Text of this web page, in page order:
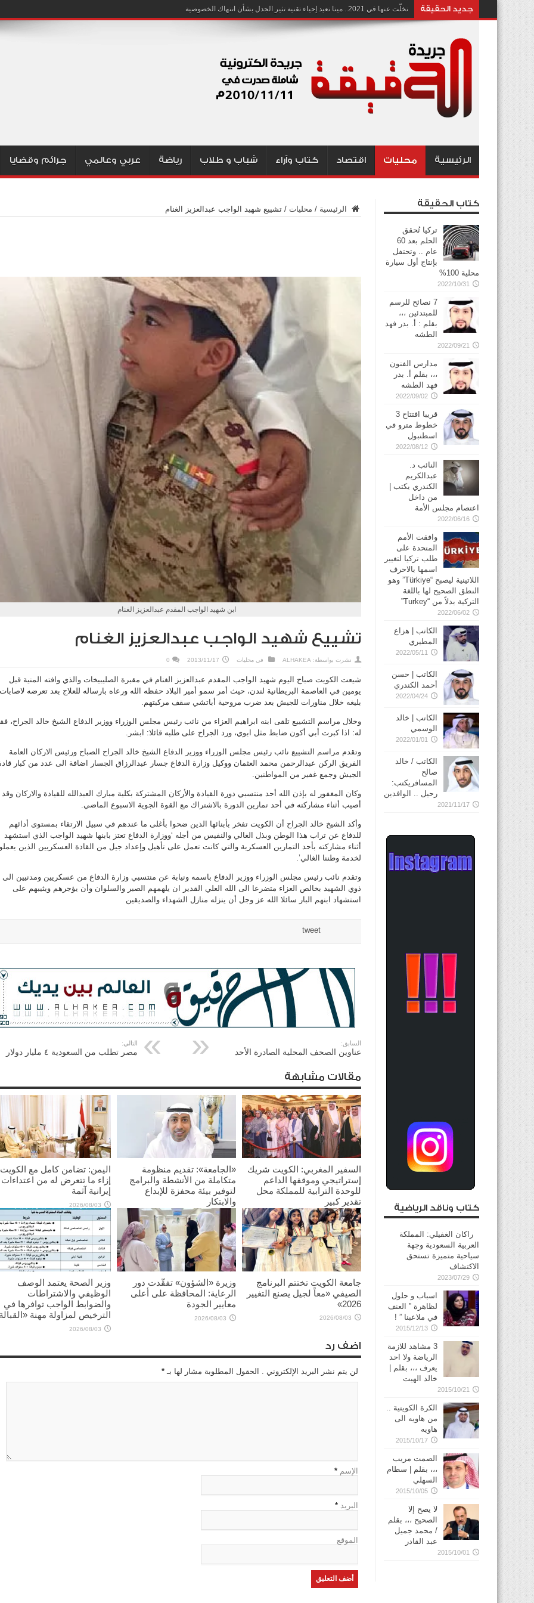
جديد الحقيقة تخلّت عنها في 2021.. ميتا تعيد إحياء تقنية تثير الجدل بشأن انتهاك الخصوصية
الرئيسية محليات اقتصاد كتاب وآراء شباب و طلاب رياضة عربي وعالمي جرائم وقضايا
الرئيسية / محليات / تشييع شهيد الواجب عبدالعزيز الغنام
ابن شهيد الواجب المقدم عبدالعزيز الغنام
تشييع شهيد الواجب عبدالعزيز الغنام
نشرت بواسطة: ALHAKEA في محليات 2013/11/17
0
شيعت الكويت صباح اليوم شهيد الواجب المقدم عبدالعزيز الغنام في مقبرة الصليبيخات والذي وافته المنية قبل
يومين في العاصمة البريطانية لندن، حيث أمر سمو أمير البلاد حفظه الله ورعاه بارساله للعلاج بعد تعرضه لاصابات
بليغه خلال مناورات للجيش بعد ضرب مروحية أباتشي سقف مركبتهم.
وخلال مراسم التشييع تلقى ابنه ابراهيم العزاء من نائب رئيس مجلس الوزراء ووزير الدفاع الشيخ خالد الجراح،
له: اذا كبرت أبي أكون ضابط مثل ابوي، ورد الجراح على طلبه قائلا: ابشر.
وتقدم مراسم التشييع نائب رئيس مجلس الوزراء ووزير الدفاع الشيخ خالد الجراح الصباح ورئيس الاركان العامة
الفريق الركن عبدالرحمن محمد العثمان ووكيل وزارة الدفاع جسار عبدالرزاق الجسار اضافة الى عدد من كبار
الجيش وجمع غفير من المواطنين.
وكان المغفور له بإذن الله أحد منتسبي دورة القيادة والأركان المشتركة بكلية مبارك العبدالله للقيادة والاركان وقد
أصيب أثناء مشاركته في أحد تمارين الدورة بالاشتراك مع القوة الجوية الاسبوع الماضي.
وأكد الشيخ خالد الجراح أن الكويت تفخر بأبنائها الذين ضحوا بأغلى ما عندهم في سبيل الارتقاء بمستوى أدائهم
للدفاع عن تراب هذا الوطن وبذل الغالي والنفيس من أجله ‘ووزارة الدفاع تعتز بابنها شهيد الواجب الذي استشهد
أثناء مشاركته بأحد التمارين العسكرية والتي كانت تعمل على تأهيل وإعداد جيل من القادة العسكريين الذين
لخدمة وطننا الغالي’.
وتقدم نائب رئيس مجلس الوزراء ووزير الدفاع باسمه ونيابة عن منتسبي وزارة الدفاع من عسكريين ومدنيين الى
ذوي الشهيد بخالص العزاء متضرعا الى الله العلي القدير ان يلهمهم الصبر والسلوان وأن يؤجرهم ويثيبهم على
استشهاد ابنهم البار سائلا الله عز وجل أن ينزله منازل الشهداء والصديقين
tweet
السابق:
عناوين الصحف المحلية الصادرة الأحد
التالي:
مصر تطلب من السعودية ٤ مليار دولار
مقالات مشابهة
السفير المغربي: الكويت شريك
إستراتيجي وموقفها الداعم
للوحدة الترابية للمملكة محل
تقدير كبير
2026/08/03
«الجامعة»: تقديم منظومة
متكاملة من الأنشطة والبرامج
لتوفير بيئة محفزة للإبداع
والابتكار
2026/08/03
اليمن: تضامن كامل مع الكويت
إزاء ما تتعرض له من اعتداءات
إيرانية آثمة
2026/08/03
جامعة الكويت تختتم البرنامج
الصيفي «معاً لجيل يصنع التغيير
2026»
2026/08/03
وزيرة «الشؤون» تفقّدت دور
الرعاية: المحافظة على أعلى
معايير الجودة
2026/08/03
وزير الصحة يعتمد الوصف
الوظيفي والاشتراطات
والضوابط الواجب توافرها في
الترخيص لمزاولة مهنة
2026/08/03
اضف رد
لن يتم نشر البريد الإلكتروني . الحقول المطلوبة مشار لها بـ *
الإسم *
البريد *
الموقع
كتاب الحقيقة
تركيا تُحقق
الحلم بعد 60
عام .. وتحتفل
بإنتاج أول سيارة
محلية 100%
2022/10/31
7 نصائح للرسم
للمبتدئين ،،،
بقلم : أ. بدر فهد
الطشه
2022/09/21
مدارس الفنون
،،، بقلم أ. بدر
فهد الطشه
2022/09/02
قريبا افتتاح 3
خطوط مترو في
2022/08/12
النائب د.
عبدالكريم
الكندري يكتب |
من داخل
اعتصام مجلس الأمة
2022/06/16
وافقت الأمم
المتحدة على
طلب تركيا لتغيير
اسمها بالاحرف
اللاتينية ليصبح “Türkiye” وهو
النطق الصحيح لها باللغة
التركية بدلاً من “Turkey”
2022/06/02
الكاتب | هزاع
المطيري
2022/05/11
الكاتب | حسن
أحمد الكندري
2022/04/24
الكاتب | خالد
الوسمي
2022/01/01
الكاتب / خالد
صالح
المسافريكتب:
رحيل .. الوافدين
2021/11/17
كتاب وناقد الرياضية
راكان الغفيلي: المملكة
العربية السعودية وجهة
سياحية متميزة تستحق
الاكتشاف
2023/07/29
اسباب و حلول
لظاهرة ” العنف
في ملاعبنا ” !
2015/12/13
3 مشاهد للازمة
الرياضة ولا احد
يعرف ،،، بقلم |
خالد الهيت
2015/10/21
الكرة الكويتية ..
من هاويه الى
هاويه
2015/10/17
الصمت مريب
،،، بقلم | سطام
السهلي
2015/10/05
لا يصح إلا
الصحيح ،،، بقلم
/ محمد جميل
عبد القادر
2015/10/01